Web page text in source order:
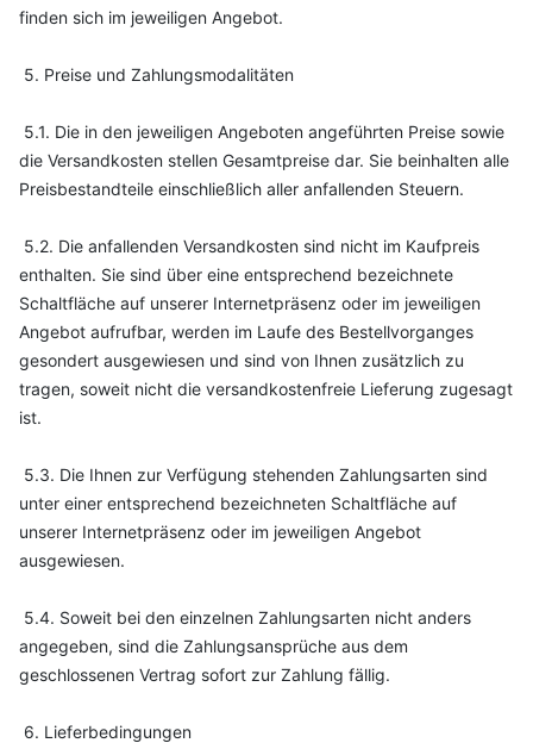
finden sich im jeweiligen Angebot.
5. Preise und Zahlungsmodalitäten
5.1. Die in den jeweiligen Angeboten angeführten Preise sowie
die Versandkosten stellen Gesamtpreise dar. Sie beinhalten alle
Preisbestandteile einschließlich aller anfallenden Steuern.
5.2. Die anfallenden Versandkosten sind nicht im Kaufpreis
enthalten. Sie sind über eine entsprechend bezeichnete
Schaltfläche auf unserer Internetpräsenz oder im jeweiligen
Angebot aufrufbar, werden im Laufe des Bestellvorganges
gesondert ausgewiesen und sind von Ihnen zusätzlich zu
tragen, soweit nicht die versandkostenfreie Lieferung zugesagt
ist.
5.3. Die Ihnen zur Verfügung stehenden Zahlungsarten sind
unter einer entsprechend bezeichneten Schaltfläche auf
unserer Internetpräsenz oder im jeweiligen Angebot
ausgewiesen.
5.4. Soweit bei den einzelnen Zahlungsarten nicht anders
angegeben, sind die Zahlungsansprüche aus dem
geschlossenen Vertrag sofort zur Zahlung fällig.
6. Lieferbedingungen